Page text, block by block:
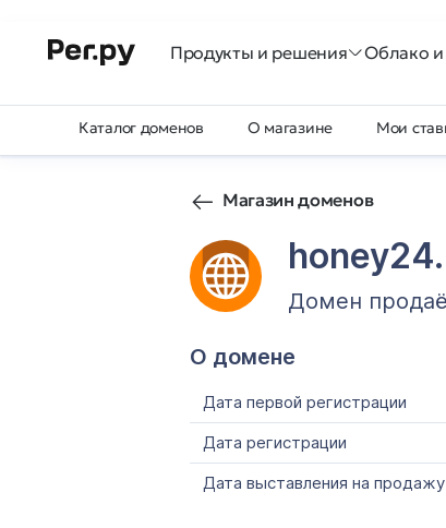
Продукты и решения Облако и
Каталог доменов О магазине Мои
Магазин доменов
Домен
О домене
Дата первой регистрации
Дата регистрации
Дата выставления на продажу